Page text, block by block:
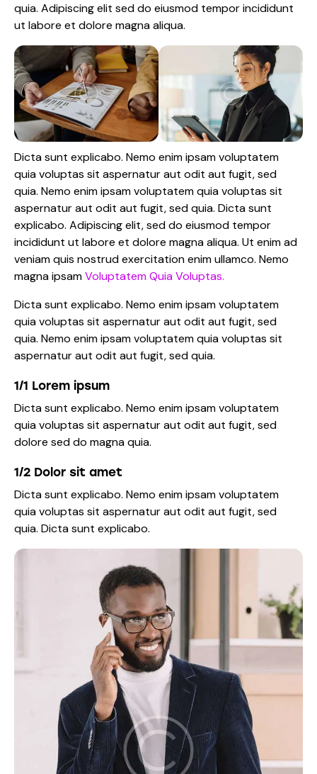
quia. Adipiscing elit sed do eiusmod tempor incididunt
ut labore et dolore magna aliqua.
Dicta sunt explicabo. Nemo enim ipsam voluptatem
quia voluptas sit aspernatur aut odit aut fugit, sed
quia. Nemo enim ipsam voluptatem quia voluptas sit
aspernatur aut odit aut fugit, sed quia. Dicta sunt
explicabo. Adipiscing elit, sed do eiusmod tempor
incididunt ut labore et dolore magna aliqua. Ut enim ad
veniam quis nostrud exercitation enim ullamco. Nemo
magna ipsamVoluptatem Quia Voluptas.
Dicta sunt explicabo. Nemo enim ipsam voluptatem
quia voluptas sit aspernatur aut odit aut fugit, sed
quia. Nemo enim ipsam voluptatem quia voluptas sit
aspernatur aut odit aut fugit, sed quia.
1/1 Lorem ipsum
Dicta sunt explicabo. Nemo enim ipsam voluptatem
quia voluptas sit aspernatur aut odit aut fugit, sed
dolore sed do magna quia.
1/2 Dolor sit amet
Dicta sunt explicabo. Nemo enim ipsam voluptatem
quia voluptas sit aspernatur aut odit aut fugit, sed
quia. Dicta sunt explicabo.